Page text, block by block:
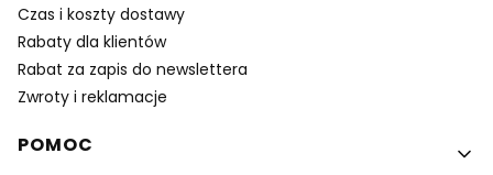
Czas i koszty dostawy
Rabaty dla klientów
Rabat za zapis do newslettera
Zwroty i reklamacje
POMOC